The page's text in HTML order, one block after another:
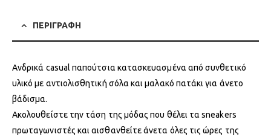
ΠΕΡΙΓΡΑΦΗ
Ανδρικά casual παπούτσια κατασκευασμένα από συνθετικό
υλικό με αντιολισθητική σόλα και μαλακό πατάκι για άνετο
βάδισμα.
Ακολουθείστε την τάση της μόδας που θέλει τα sneakers
πρωταγωνιστές και αισθανθείτε άνετα όλες τις ώρες της